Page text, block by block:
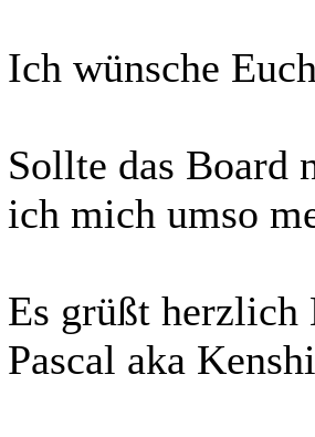
Ich wünsche
Sollte das Board
ich mich umso
Es grüßt herzlich
Pascal aka